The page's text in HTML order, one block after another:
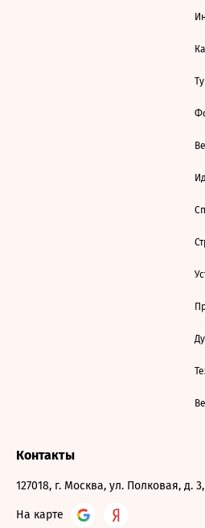
Контакты
127018, г. Москва, ул. Полковая, д. 3,
На карте